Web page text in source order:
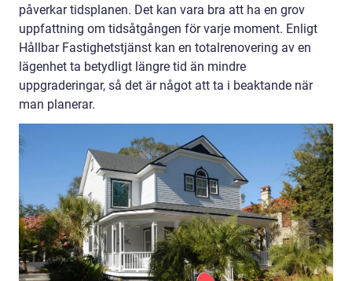
påverkar tidsplanen. Det kan vara bra att ha en grov
uppfattning om tidsåtgången för varje moment. Enligt
Hållbar Fastighetstjänst kan en totalrenovering av en
lägenhet ta betydligt längre tid än mindre
uppgraderingar, så det är något att ta i beaktande när
man planerar.